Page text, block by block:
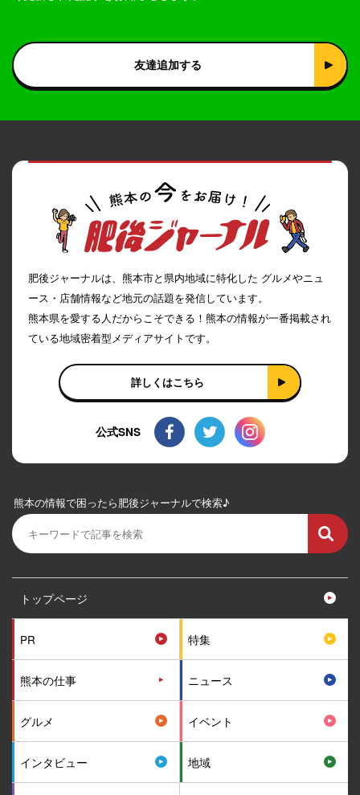
友達追加する
肥後ジャーナルは、熊本市と県内地域に特化した グルメやニュ
ース・店舗情報など地元の話題を発信しています。
熊本県を愛する人だからこそできる！熊本の情報が一番掲載され
ている地域密着型メディアサイトです。
詳しくはこちら
公式SNS
熊本の情報で困ったら肥後ジャーナルで検索♪
トップページ
PR 特集
熊本の仕事 ニュース
グルメ イベント
インタビュー 地域